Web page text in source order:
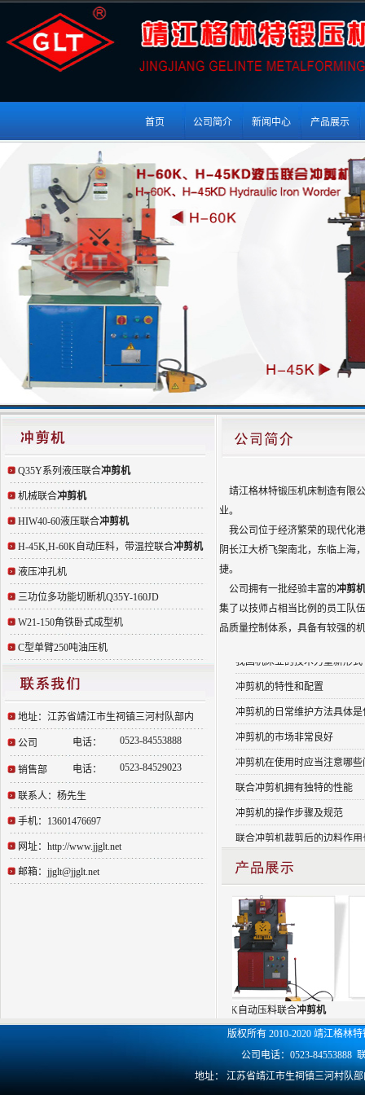
首页 公司简介 新闻中心 产品展示
Q35Y系列液压联合冲剪机
机械联合冲剪机
HIW40-60液压联合冲剪机
H-45K,H-60K自动压料，带温控联合冲剪机
液压冲孔机
三功位多功能切断机Q35Y-160JD
W21-150角铁卧式成型机
C型单臂250吨油压机
地址：江苏省靖江市生祠镇三河村队部内
公司 电话： 0523-84553888
销售部 电话： 0523-84529023
联系人：杨先生
手机：13601476697
网址：http://www.jjglt.net
邮箱：jjglt@jjglt.net
靖江格林特锻压机床制造有限
业。
我公司位于经济繁荣的现代化
阴长江大桥飞架南北，东临上海
捷。
公司拥有一批经验丰富的冲剪机
集了以技师占相当比例的员工队
品质量控制体系，具备有较强的
联合冲剪机裁剪后的边料作
联合冲剪机安全技术条件
数控开卷校平剪切自动线的
WE67K电液同步液压板料折
QC12Y-12X4000剪板机操作
折弯机的故障及排除
关于国内机床行业面临的几大
冲剪机的特性和配置
冲剪机的日常维护方法具体是
冲剪机的市场非常良好
冲剪机在使用时应当注意哪些
联合冲剪机拥有独特的性能
冲剪机的操作步骤及规范
联合冲剪机裁剪后的边料作
联合冲剪机的表面也有着非常
联合冲剪机安全技术条件
冲剪机安全技术规程
国内机床企业应加强海外投资
数控开卷校平剪切自动线的维
QC12Y剪板机液压系统的故
WE67K电液同步液压板料折
QC12Y-12X4000剪板机操作
折弯机的故障及排除
如何挑选折弯机
H-45K自动压料联合冲剪机
版权所有 2010-2020 靖江格林
公司电话：0523-84553888
地址： 江苏省靖江市生祠镇三河村队